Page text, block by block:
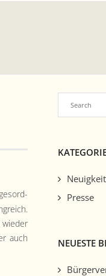
wieder
auch
Presse
NEUESTE